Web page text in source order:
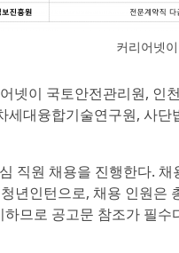
커리어넷
넷이 국토안전관리원, 인
세대융합기술연구원, 사
직원 채용을 진행한다.
년인턴으로, 채용 인원은
므로 공고문 참조가 필